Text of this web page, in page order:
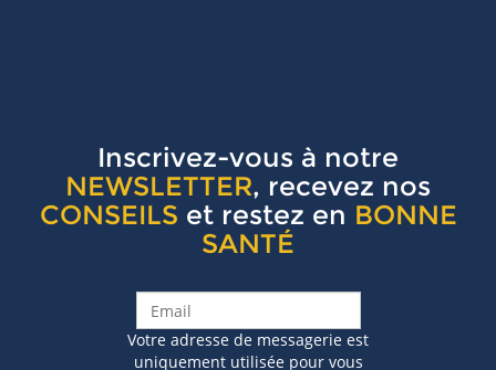
Inscrivez-vous à notre
NEWSLETTER, recevez nos
CONSEILS et restez en BONNE
SANTÉ
Votre adresse de messagerie est
uniquement utilisée pour vous